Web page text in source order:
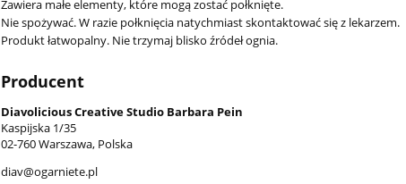
Zawiera małe elementy, które mogą zostać połknięte.
Nie spożywać. W razie połknięcia natychmiast skontaktować się z lekarzem.
Produkt łatwopalny. Nie trzymaj blisko źródeł ognia.
Producent
Diavolicious Creative Studio Barbara Pein
Kaspijska 1/35
02-760 Warszawa, Polska
diav@ogarniete.pl